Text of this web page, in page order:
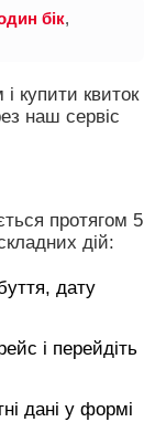
бік,
купити квиток
наш сервіс
протягом 5
дій:
дату
і перейдіть
дані у формі